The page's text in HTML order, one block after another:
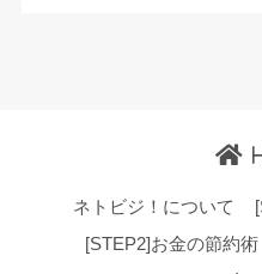
ネトビジ！について
[STEP2]お金の節約術